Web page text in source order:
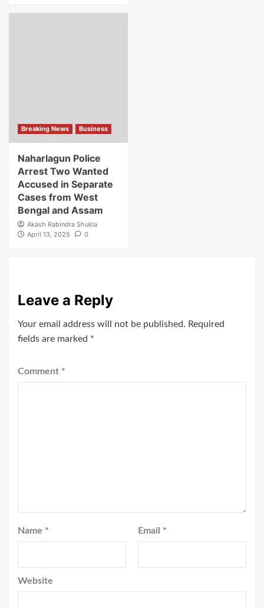
Breaking News Business
Naharlagun Police
Arrest Two Wanted
Accused in Separate
Cases from West
Bengal and Assam
Akash Rabindra Shukla
April 13, 2025
0
Leave a Reply
Your email address will not be published. Required
fields are marked *
Comment *
Name * Email *
Website